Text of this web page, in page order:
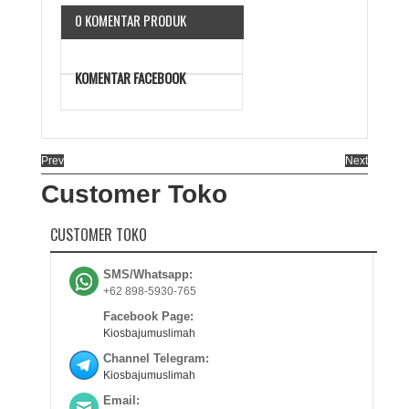
0 KOMENTAR PRODUK
KOMENTAR FACEBOOK
Prev Next
Customer Toko
CUSTOMER TOKO
SMS/Whatsapp:
+62 898-5930-765
Facebook Page:
Kiosbajumuslimah
Channel Telegram:
Kiosbajumuslimah
Email: